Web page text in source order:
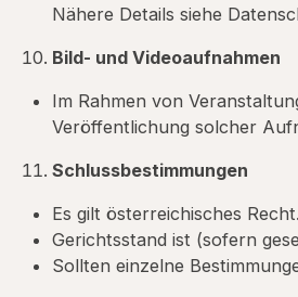
Nähere Details siehe
Bild- und Videoaufnahmen
Im Rahmen von
Veröffentlichung solcher
Schlussbestimmungen
Es gilt österreichisches Recht.
Gerichtsstand ist (sofern
Sollten einzelne